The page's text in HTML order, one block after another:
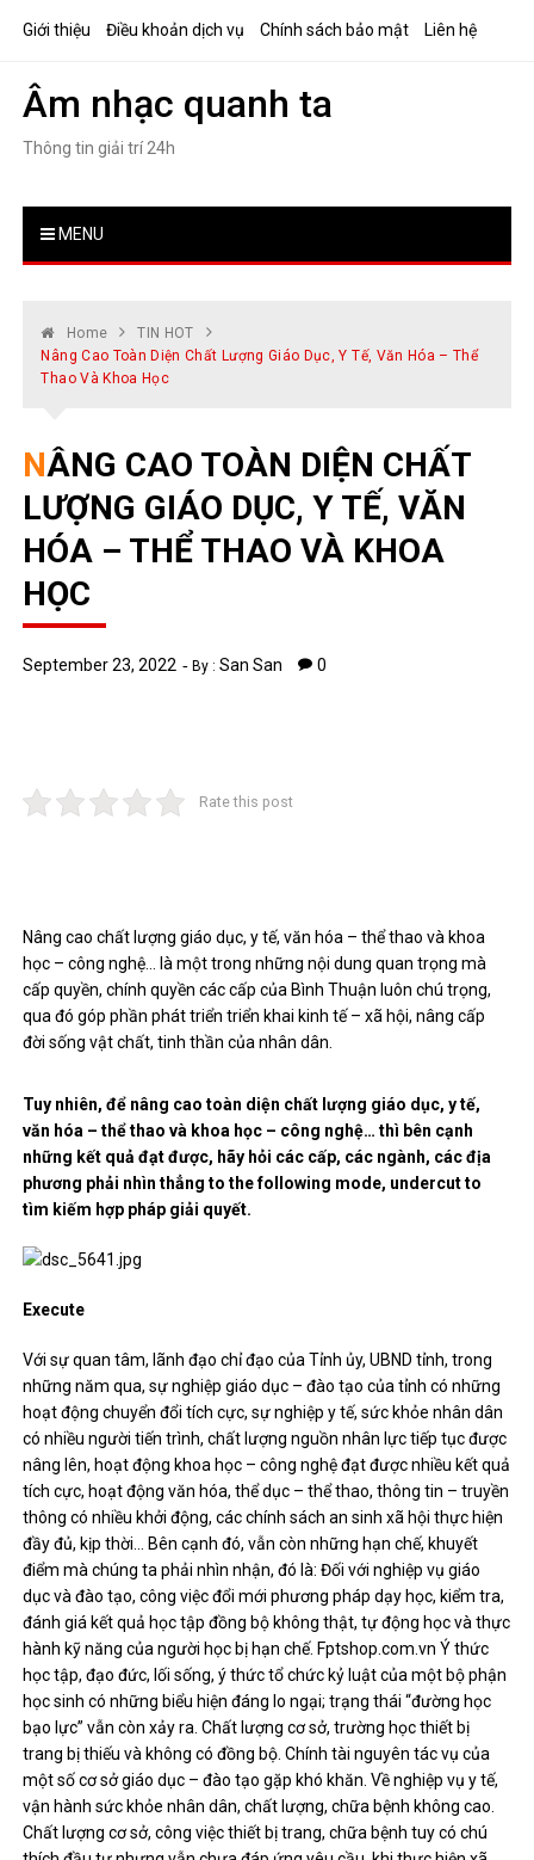
Giới thiệu Điều khoản dịch vụ Chính sách bảo mật Liên hệ
Âm nhạc quanh ta
Thông tin giải trí 24h
MENU
Home
TIN HOT
Nâng Cao Toàn Diện Chất Lượng Giáo Dục, Y Tế, Văn Hóa – Thể
Thao Và Khoa Học
NÂNG CAO TOÀN DIỆN CHẤT
LƯỢNG GIÁO DỤC, Y TẾ, VĂN
HÓA – THỂ THAO VÀ KHOA
HỌC
September 23, 2022 By :San San 0
Rate this post
Nâng cao chất lượng giáo dục, y tế, văn hóa – thể thao và khoa
học – công nghệ… là một trong những nội dung quan trọng mà
cấp quyền, chính quyền các cấp của Bình Thuận luôn chú trọng,
qua đó góp phần phát triển triển khai kinh tế – xã hội, nâng cấp
đời sống vật chất, tinh thần của nhân dân.
Tuy nhiên, để nâng cao toàn diện chất lượng giáo dục, y tế,
văn hóa – thể thao và khoa học – công nghệ… thì bên cạnh
những kết quả đạt được, hãy hỏi các cấp, các ngành, các địa
phương phải nhìn thẳng to the following mode, undercut to
tìm kiếm hợp pháp giải quyết.
Execute
Với sự quan tâm, lãnh đạo chỉ đạo của Tỉnh ủy, UBND tỉnh, trong
những năm qua, sự nghiệp giáo dục – đào tạo của tỉnh có những
hoạt động chuyển đổi tích cực, sự nghiệp y tế, sức khỏe nhân dân
có nhiều người tiến trình, chất lượng nguồn nhân lực tiếp tục được
nâng lên, hoạt động khoa học – công nghệ đạt được nhiều kết quả
tích cực, hoạt động văn hóa, thể dục – thể thao, thông tin – truyền
thông có nhiều khởi động, các chính sách an sinh xã hội thực hiện
đầy đủ, kịp thời… Bên cạnh đó, vẫn còn những hạn chế, khuyết
điểm mà chúng ta phải nhìn nhận, đó là: Đối với nghiệp vụ giáo
dục và đào tạo, công việc đổi mới phương pháp dạy học, kiểm tra,
đánh giá kết quả học tập đồng bộ không thật, tự động học và thực
hành kỹ năng của người học bị hạn chế. Fptshop.com.vn Ý thức
học tập, đạo đức, lối sống, ý thức tổ chức kỷ luật của một bộ phận
học sinh có những biểu hiện đáng lo ngại; trạng thái “đường học
bạo lực” vẫn còn xảy ra. Chất lượng cơ sở, trường học thiết bị
trang bị thiếu và không có đồng bộ. Chính tài nguyên tác vụ của
một số cơ sở giáo dục – đào tạo gặp khó khăn. Về nghiệp vụ y tế,
vận hành sức khỏe nhân dân, chất lượng, chữa bệnh không cao.
Chất lượng cơ sở, công việc thiết bị trang, chữa bệnh tuy có chú